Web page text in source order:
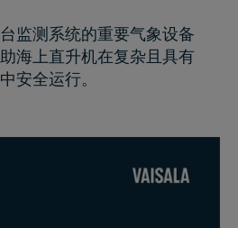
监测系统的重要气象设备
海上直升机在复杂且具有
安全运行。